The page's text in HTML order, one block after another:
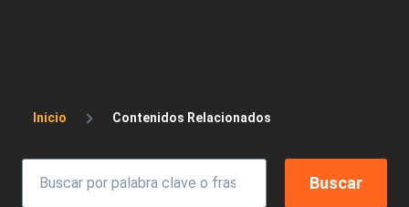
Sobrescribir enlaces de ayuda a la
Inicio Contenidos Relacionados